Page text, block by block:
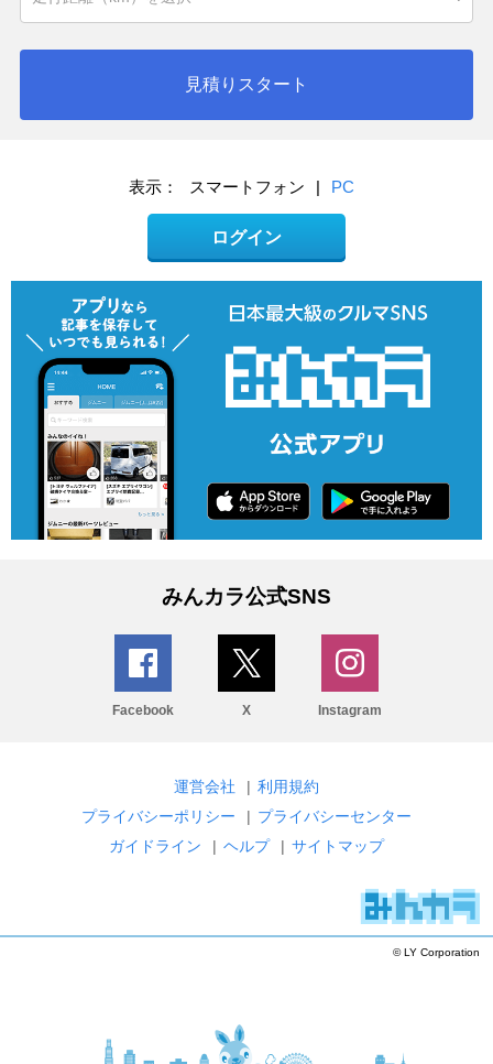
見積りスタート
表示： スマートフォン | PC
ログイン
みんカラ公式SNS
Facebook X Instagram
運営会社 | 利用規約
プライバシーポリシー
| プライバシーセンター
ガイドライン
| ヘルプ | サイトマップ
© LY Corporation